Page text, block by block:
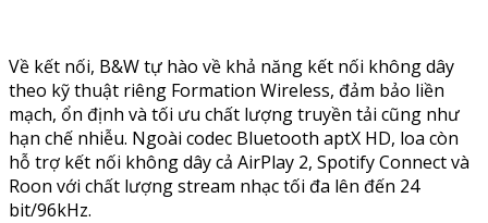
Về kết nối, B&W tự hào về khả năng kết nối không dây
theo kỹ thuật riêng Formation Wireless, đảm bảo liền
mạch, ổn định và tối ưu chất lượng truyền tải cũng như
hạn chế nhiễu. Ngoài codec Bluetooth aptX HD, loa còn
hỗ trợ kết nối không dây cả AirPlay 2, Spotify Connect và
Roon với chất lượng stream nhạc tối đa lên đến 24
bit/96kHz.